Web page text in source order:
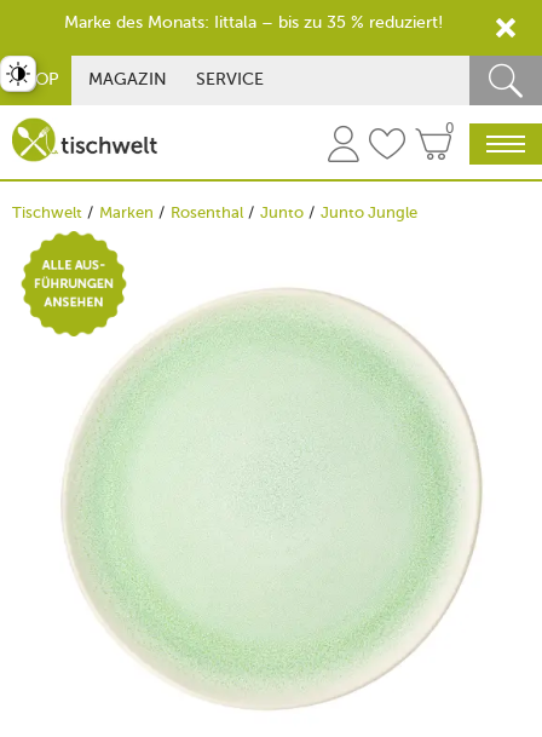
SHOP MAGAZIN SERVICE
0
Tischwelt Marken Rosenthal Junto Junto Jungle
umschalten
Marke des Monats: Iittala – bis zu 35 % reduziert!